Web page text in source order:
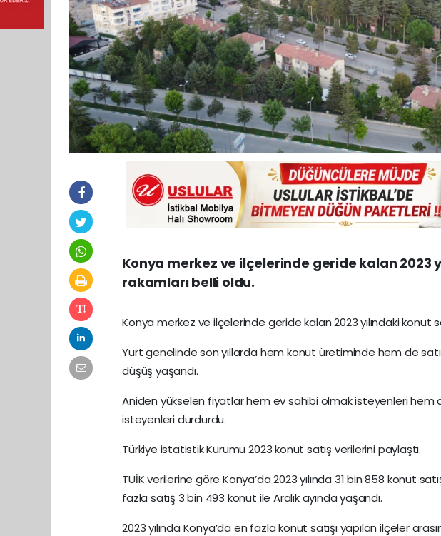
Konya merkez ve ilçelerinde geride kalan 2023
rakamları belli oldu.
Konya merkez ve ilçelerinde geride kalan 2023 yılındaki konut
Yurt genelinde son yıllarda hem konut üretiminde hem de
düşüş yaşandı.
Aniden yükselen fiyatlar hem ev sahibi olmak isteyenleri hem
isteyenleri durdurdu.
Türkiye istatistik Kurumu 2023 konut satış verilerini paylaştı.
TÜİK verilerine göre Konya’da 2023 yılında 31 bin 858 konut
fazla satış 3 bin 493 konut ile Aralık ayında yaşandı.
2023 yılında Konya’da en fazla konut satışı yapılan ilçeler